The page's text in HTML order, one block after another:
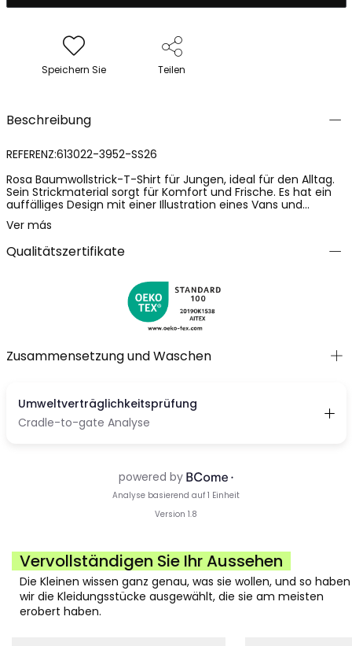
Speichern Sie Teilen
Beschreibung
REFERENZ:613022-3952-SS26
Rosa Baumwollstrick-T-Shirt für Jungen, ideal für den Alltag.
Sein Strickmaterial sorgt für Komfort und Frische. Es hat ein
auffälliges Design mit einer Illustration eines Vans und
farbenfrohen Texten auf der Vorderseite, die ihm eine lustige
Note verleihen. Rundhalsausschnitt und kurze Ärmel, perfekt
für warmes Wetter. Erhältlich in den Größen von 2 bis 14
Jahren, ist es ein vielseitiges Kleidungsstück, das gut mit
lässigen und entspannten Stil.
Ver más
Qualitätszertifikate
Zusammensetzung und Waschen
Vervollständigen Sie Ihr Aussehen
Die Kleinen wissen ganz genau, was sie wollen, und so haben
wir die Kleidungsstücke ausgewählt, die sie am meisten
erobert haben.